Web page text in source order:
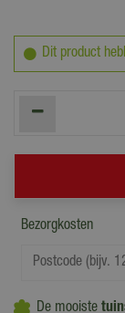
Dit product
Bezorgkosten
De mooiste